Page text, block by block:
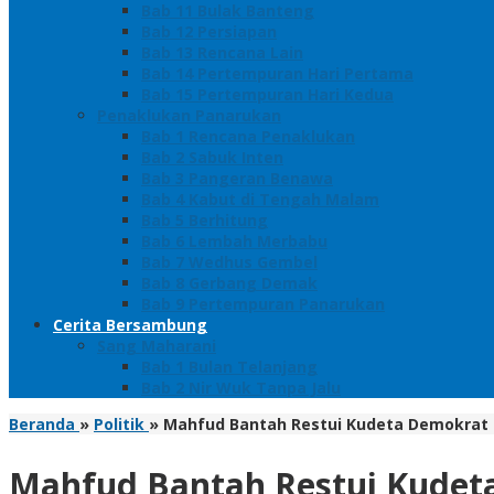
Bab 11 Bulak Banteng
Bab 12 Persiapan
Bab 13 Rencana Lain
Bab 14 Pertempuran Hari Pertama
Bab 15 Pertempuran Hari Kedua
Penaklukan Panarukan
Bab 1 Rencana Penaklukan
Bab 2 Sabuk Inten
Bab 3 Pangeran Benawa
Bab 4 Kabut di Tengah Malam
Bab 5 Berhitung
Bab 6 Lembah Merbabu
Bab 7 Wedhus Gembel
Bab 8 Gerbang Demak
Bab 9 Pertempuran Panarukan
Cerita Bersambung
Sang Maharani
Bab 1 Bulan Telanjang
Bab 2 Nir Wuk Tanpa Jalu
Beranda » Politik » Mahfud Bantah Restui Kudeta Demokrat
Mahfud Bantah Restui